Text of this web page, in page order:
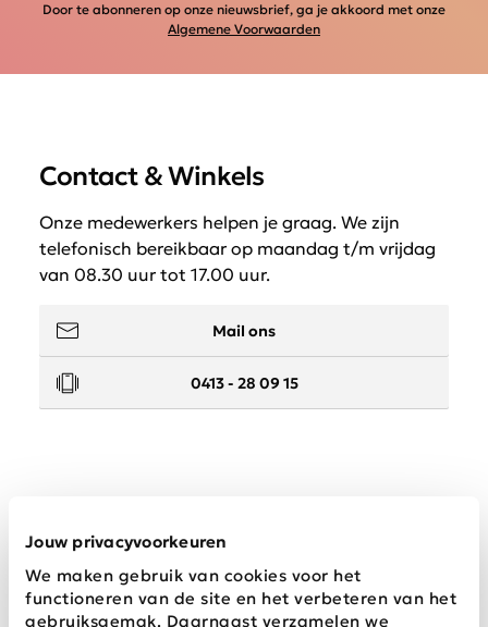
Jouw privacyvoorkeuren
We maken gebruik van cookies voor het
functioneren van de site en het verbeteren van het
gebruiksgemak. Daarnaast verzamelen we
Door te abonneren op onze nieuwsbrief, ga je akkoord met onze
Algemene Voorwaarden
Contact & Winkels
Onze medewerkers helpen je graag. We zijn
telefonisch bereikbaar op maandag t/m vrijdag
van 08.30 uur tot 17.00 uur.
Mail ons
0413 - 28 09 15
Wij zijn Schijvens mode